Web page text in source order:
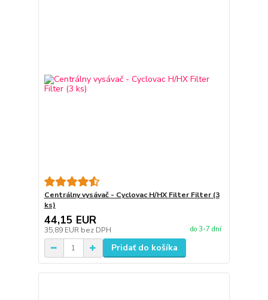
Centrálny vysávač - Cyclovac H/HX Filter Filter (3
ks)
44,15 EUR
35,89 EUR bez DPH do 3-7 dní
Pridať do košíka